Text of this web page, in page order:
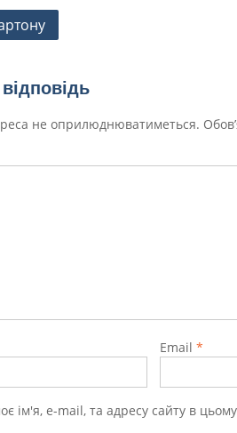
не оприлюднюватиметься.
Email*
ім'я, e-mail, та адресу сайту в